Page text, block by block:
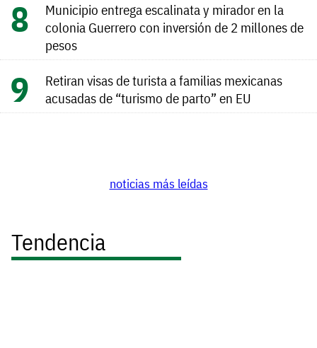
Municipio entrega escalinata y mirador en la
colonia Guerrero con inversión de 2 millones de
pesos
Retiran visas de turista a familias mexicanas
acusadas de “turismo de parto” en EU
noticias más leídas
Tendencia